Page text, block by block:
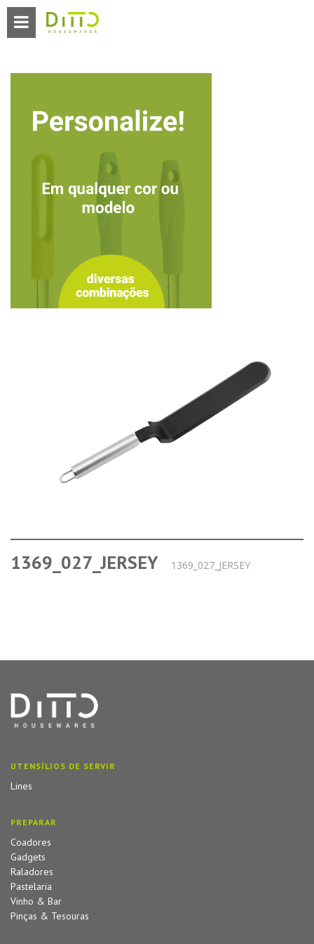
1369_027_JERSEY 1369_027_JERSEY
UTENSÍLIOS DE SERVIR
Lines
PREPARAR
Coadores
Gadgets
Raladores
Pastelaria
Vinho & Bar
Pinças & Tesouras